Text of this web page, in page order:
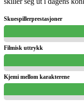
Skuespillerprestasjoner
Filmisk uttrykk
Kjemi mellom karakterene